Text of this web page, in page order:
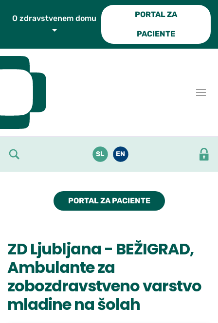
PORTAL ZA
PACIENTE
SL EN
PORTAL ZA PACIENTE
ZD Ljubljana - BEŽIGRAD,
Ambulante za
zobozdravstveno varstvo
mladine na šolah